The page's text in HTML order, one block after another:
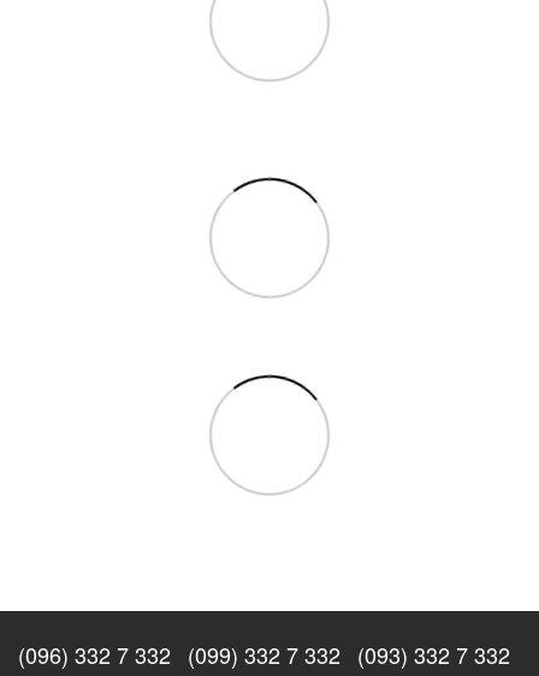
(096) 332 7 332 (099) 332 7 332 (093) 332 7 332